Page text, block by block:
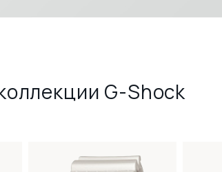
G-Shock